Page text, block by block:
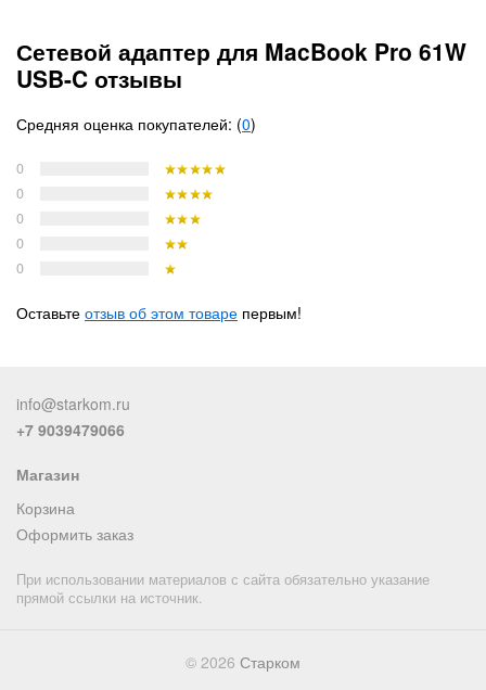
Сетевой адаптер для MacBook Pro 61W
USB-C отзывы
Средняя оценка покупателей: (0)
0
0
0
0
0
Оставьте отзыв об этом товаре первым!
info@starkom.ru
+7 9039479066
Магазин
Корзина
Оформить заказ
При использовании материалов с сайта обязательно указание
прямой ссылки на источник.
© 2026 Старком